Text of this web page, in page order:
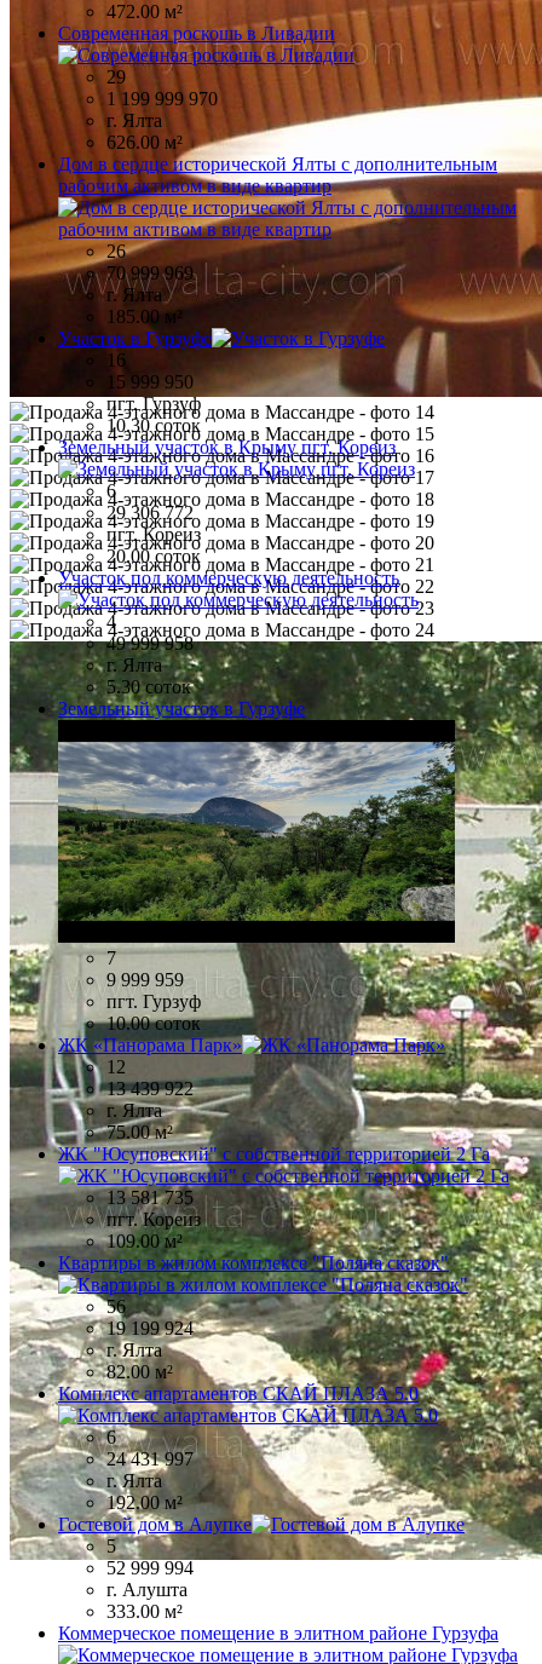
472.00 м²
Современная роскошь в Ливадии
29
1 199 999 970
г. Ялта
626.00 м²
Дом в сердце исторической Ялты с дополнительным
рабочим активом в виде квартир
26
70 999 969
г. Ялта
185.00 м²
Участок в Гурзуфе
16
15 999 950
пгт. Гурзуф
10.30 соток
Земельный участок в Крыму пгт. Кореиз
6
29 306 772
пгт. Кореиз
20.00 соток
Участок под коммерческую деятельность
4
49 999 958
г. Ялта
5.30 соток
Земельный участок в Гурзуфе
7
9 999 959
пгт. Гурзуф
10.00 соток
ЖК «Панорама Парк»
12
13 439 922
г. Ялта
75.00 м²
ЖК "Юсуповский" с собственной территорией 2 Га
13 581 735
пгт. Кореиз
109.00 м²
Квартиры в жилом комплексе "Поляна сказок"
56
19 199 924
г. Ялта
82.00 м²
Комплекс апартаментов СКАЙ ПЛАЗА 5.0
6
24 431 997
г. Ялта
192.00 м²
Гостевой дом в Алупке
5
52 999 994
г. Алушта
333.00 м²
Коммерческое помещение в элитном районе Гурзуфа